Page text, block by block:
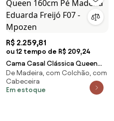
R$ 2.259,81
ou 12 tempo de R$ 209,24
Cama Casal Clássica Queen
160cm Pé Madeira Eduarda
Freijó F07 - Mpozen
De Madeira, com Colchão, com
Cabeceira
Em estoque